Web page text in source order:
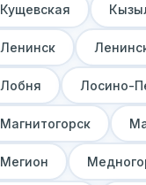
Кущевская
Ленинск
Лобня Лосино-
Магнитогорск
Мегион